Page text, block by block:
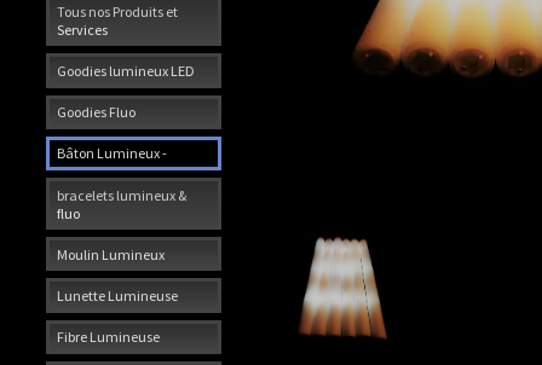
Tous nos Produits et
Services
Goodies lumineux LED
Goodies Fluo
Bâton Lumineux -
bracelets lumineux &
fluo
Moulin Lumineux
Lunette Lumineuse
Fibre Lumineuse